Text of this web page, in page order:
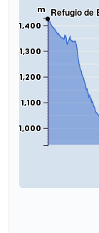
1,000
1,100
1,200
1,300
1,400
m Refugio de